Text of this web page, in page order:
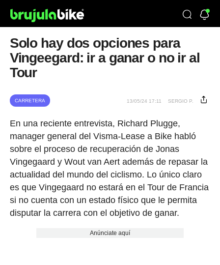
Solo hay dos opciones para
Vingeegard: ir a ganar o no ir al
Tour
CARRETERA 13/05/24 17:11 SERGIO P.
En una reciente entrevista, Richard Plugge,
manager general del Visma-Lease a Bike habló
sobre el proceso de recuperación de Jonas
Vingegaard y Wout van Aert además de repasar la
actualidad del mundo del ciclismo. Lo único claro
es que Vingegaard no estará en el Tour de Francia
si no cuenta con un estado físico que le permita
disputar la carrera con el objetivo de ganar.
Anúnciate aquí